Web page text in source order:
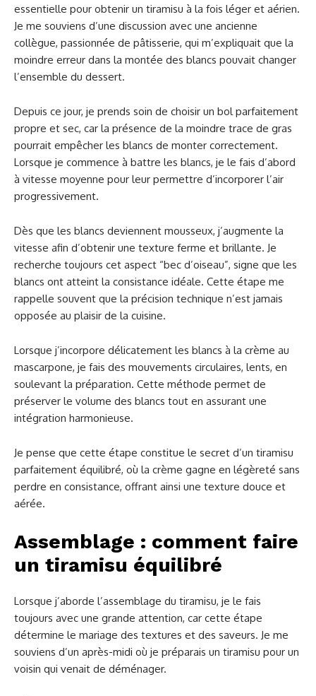
essentielle pour obtenir un tiramisu à la fois léger et aérien.
Je me souviens d’une discussion avec une ancienne
collègue, passionnée de pâtisserie, qui m’expliquait que la
moindre erreur dans la montée des blancs pouvait changer
l’ensemble du dessert.
Depuis ce jour, je prends soin de choisir un bol parfaitement
propre et sec, car la présence de la moindre trace de gras
pourrait empêcher les blancs de monter correctement.
Lorsque je commence à battre les blancs, je le fais d’abord
à vitesse moyenne pour leur permettre d’incorporer l’air
progressivement.
Dès que les blancs deviennent mousseux, j’augmente la
vitesse afin d’obtenir une texture ferme et brillante. Je
recherche toujours cet aspect “bec d’oiseau”, signe que les
blancs ont atteint la consistance idéale. Cette étape me
rappelle souvent que la précision technique n’est jamais
opposée au plaisir de la cuisine.
Lorsque j’incorpore délicatement les blancs à la crème au
mascarpone, je fais des mouvements circulaires, lents, en
soulevant la préparation. Cette méthode permet de
préserver le volume des blancs tout en assurant une
intégration harmonieuse.
Je pense que cette étape constitue le secret d’un tiramisu
parfaitement équilibré, où la crème gagne en légèreté sans
perdre en consistance, offrant ainsi une texture douce et
aérée.
Assemblage : comment faire
un tiramisu équilibré
Lorsque j’aborde l’assemblage du tiramisu, je le fais
toujours avec une grande attention, car cette étape
détermine le mariage des textures et des saveurs. Je me
souviens d’un après-midi où je préparais un tiramisu pour un
voisin qui venait de déménager.